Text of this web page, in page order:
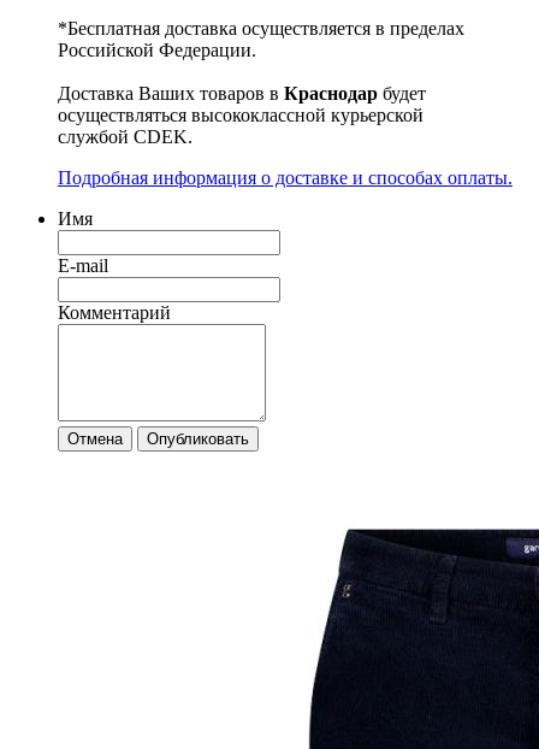
*Бесплатная доставка осуществляется в пределах
Российской Федерации.
Доставка Ваших товаров в Краснодар будет
осуществляться высококлассной курьерской
службой CDEK.
Подробная информация о доставке и способах оплаты.
Имя
E-mail
Комментарий
Отмена Опубликовать